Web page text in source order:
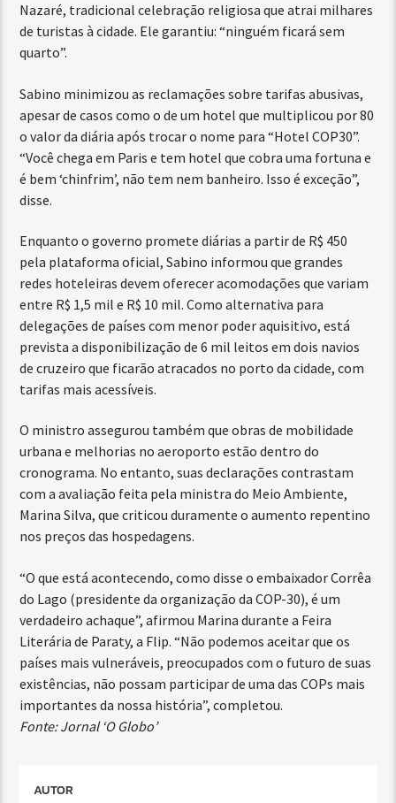
Nazaré, tradicional celebração religiosa que atrai milhares
de turistas à cidade. Ele garantiu: “ninguém ficará sem
quarto”.
Sabino minimizou as reclamações sobre tarifas abusivas,
apesar de casos como o de um hotel que multiplicou por 80
o valor da diária após trocar o nome para “Hotel COP30”.
“Você chega em Paris e tem hotel que cobra uma fortuna e
é bem ‘chinfrim’, não tem nem banheiro. Isso é exceção”,
disse.
Enquanto o governo promete diárias a partir de R$ 450
pela plataforma oficial, Sabino informou que grandes
redes hoteleiras devem oferecer acomodações que variam
entre R$ 1,5 mil e R$ 10 mil. Como alternativa para
delegações de países com menor poder aquisitivo, está
prevista a disponibilização de 6 mil leitos em dois navios
de cruzeiro que ficarão atracados no porto da cidade, com
tarifas mais acessíveis.
O ministro assegurou também que obras de mobilidade
urbana e melhorias no aeroporto estão dentro do
cronograma. No entanto, suas declarações contrastam
com a avaliação feita pela ministra do Meio Ambiente,
Marina Silva, que criticou duramente o aumento repentino
nos preços das hospedagens.
“O que está acontecendo, como disse o embaixador Corrêa
do Lago (presidente da organização da COP-30), é um
verdadeiro achaque”, afirmou Marina durante a Feira
Literária de Paraty, a Flip. “Não podemos aceitar que os
países mais vulneráveis, preocupados com o futuro de suas
existências, não possam participar de uma das COPs mais
importantes da nossa história”, completou.
Fonte: Jornal ‘O Globo’
AUTOR